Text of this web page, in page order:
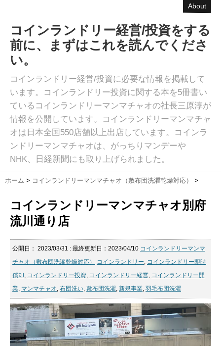
About
コインランドリー経営/投資をする
前に、まずはこれを読んでくださ
い。
コインランドリー経営/投資に必要な情報を掲載して
います。コインランドリー投資に関する本を5冊書い
ているコインランドリーマンマチャオの社長三原淳が
情報を公開しています。コインランドリーマンマチャ
オは日本全国550店舗以上出店しています。コインラ
ンドリーマンマチャオは、がっちりマンデーや
NHK、日経新聞にも取り上げられました。
ホーム > コインランドリーマンマチャオ（敷布団洗濯乾燥対応） >
コインランドリーマンマチャオ別府
流川通り店
公開日： 2023/03/31 : 最終更新日：2023/04/10 コインランドリーマンマ
チャオ（敷布団洗濯乾燥対応）
コインランドリー, コインランドリー即時
償却, コインランドリー投資, コインランドリー経営, コインランドリー開
業, マンマチャオ, 布団洗い, 敷布団洗濯, 新規事業, 羽毛布団洗濯